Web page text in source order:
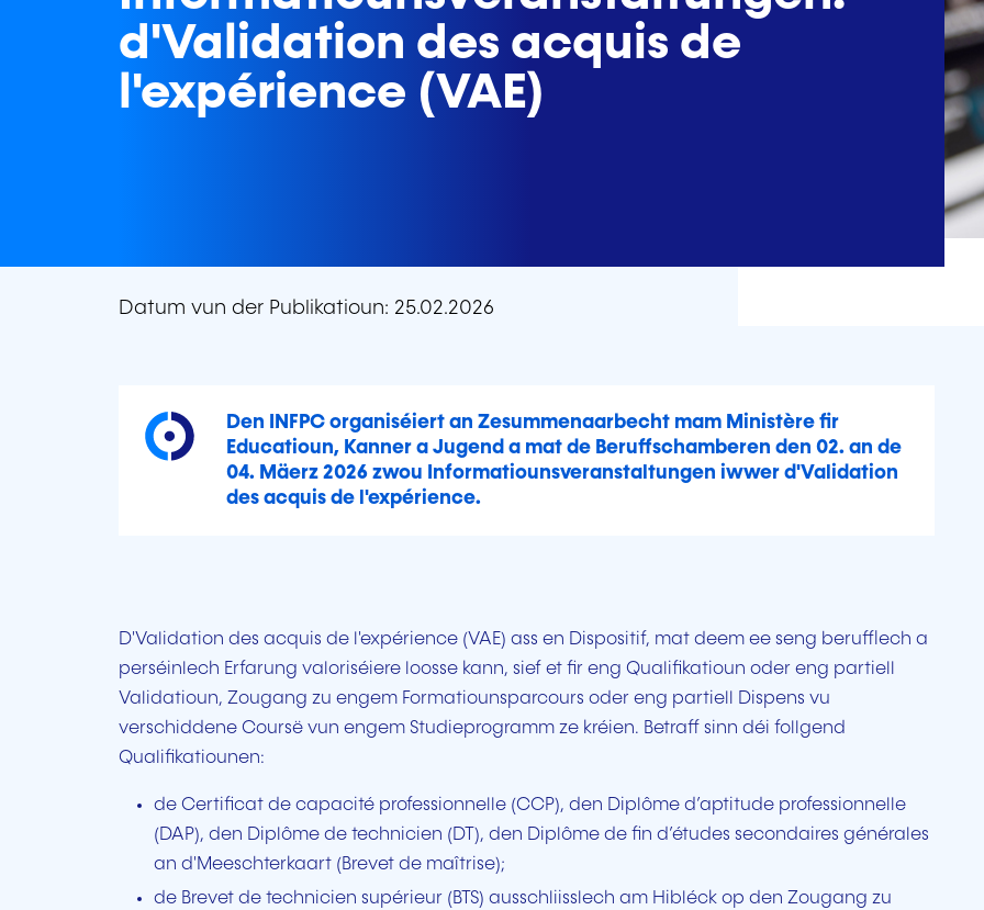
d'Validation des acquis de
l'expérience (VAE)
Datum vun der Publikatioun: 25.02.2026
Den INFPC organiséiert an Zesummenaarbecht mam Ministère fir
Educatioun, Kanner a Jugend a mat de Beruffschamberen den 02. an de
04. Mäerz 2026 zwou Informatiounsveranstaltungen iwwer d'Validation
des acquis de l'expérience.
D'Validation des acquis de l'expérience (VAE) ass en Dispositif, mat deem ee seng berufflech a
perséinlech Erfarung valoriséiere loosse kann, sief et fir eng Qualifikatioun oder eng partiell
Validatioun, Zougang zu engem Formatiounsparcours oder eng partiell Dispens vu
verschiddene Coursë vun engem Studieprogramm ze kréien. Betraff sinn déi follgend
Qualifikatiounen:
de Certificat de capacité professionnelle (CCP), den Diplôme d’aptitude professionnelle
(DAP), den Diplôme de technicien (DT), den Diplôme de fin d’études secondaires générales
an d'Meeschterkaart (Brevet de maîtrise);
de Brevet de technicien supérieur (BTS) ausschliisslech am Hibléck op den Zougang zu